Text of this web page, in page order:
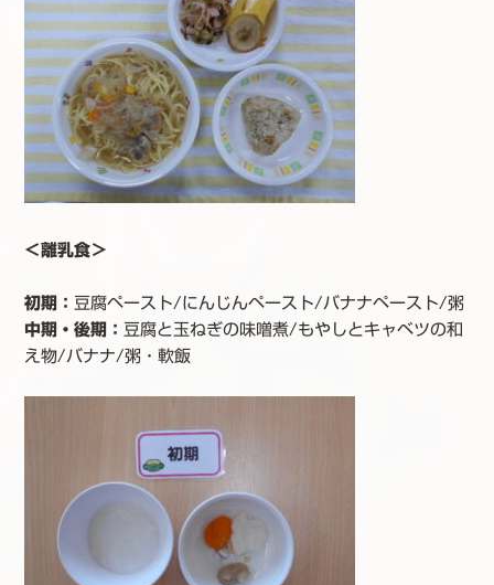
＜離乳食＞
初期： 豆腐ペースト/にんじんペースト/バナナペースト/粥
中期・後期 ： 豆腐と玉ねぎの味噌煮/もやしとキャベツの和
え物/バナナ/粥・軟飯